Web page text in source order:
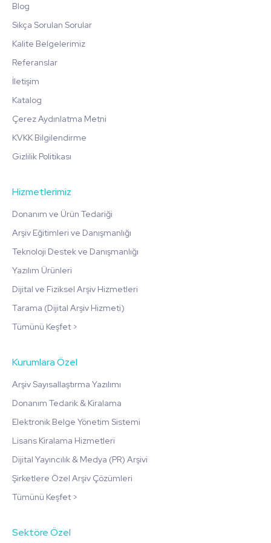
Blog
Sıkça Sorulan Sorular
Kalite Belgelerimiz
Referanslar
İletişim
Katalog
Çerez Aydınlatma Metni
KVKK Bilgilendirme
Gizlilik Politikası
Hizmetlerimiz
Donanım ve Ürün Tedariği
Arşiv Eğitimleri ve Danışmanlığı
Teknoloji Destek ve Danışmanlığı
Yazılım Ürünleri
Dijital ve Fiziksel Arşiv Hizmetleri
Tarama (Dijital Arşiv Hizmeti)
Tümünü Keşfet >
Kurumlara Özel
Arşiv Sayısallaştırma Yazılımı
Donanım Tedarik & Kiralama
Elektronik Belge Yönetim Sistemi
Lisans Kiralama Hizmetleri
Dijital Yayıncılık & Medya (PR) Arşivi
Şirketlere Özel Arşiv Çözümleri
Tümünü Keşfet >
Sektöre Özel